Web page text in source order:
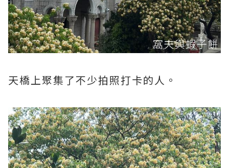
天橋上聚集了不少拍照打卡的人。